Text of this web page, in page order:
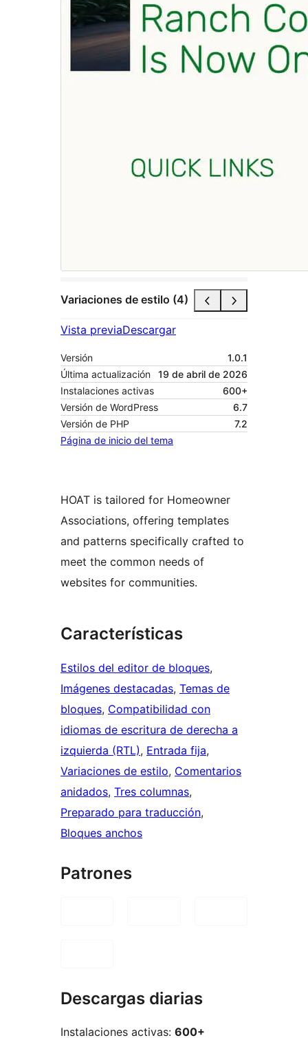
Variaciones de estilo (4)
Vista previaDescargar
Versión
1.0.1
Última actualización
19 de abril de 2026
Instalaciones activas
600+
Versión de WordPress
6.7
Versión de PHP
7.2
Página de inicio del tema
HOAT is tailored for Homeowner
Associations, offering templates
and patterns specifically crafted to
meet the common needs of
websites for communities.
Características
Estilos del editor de bloques
Imágenes destacadas, Temas de
bloques, Compatibilidad con
idiomas de escritura de derecha a
izquierda (RTL), Entrada fija
Variaciones de estilo, Comentarios
anidados, Tres columnas
Preparado para traducción
Bloques anchos
Patrones
Descargas diarias
Instalaciones activas: 600+